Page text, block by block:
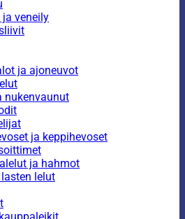
ja veneily
ja ajoneuvot
nukenvaunut
ja keppihevoset
ja hahmot
lelut